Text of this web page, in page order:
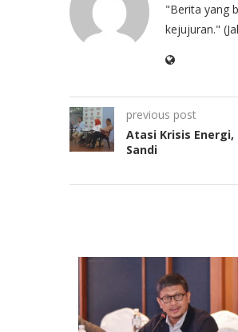
"Berita yang
kejujuran."
previous post
Atasi Krisis
Sandi